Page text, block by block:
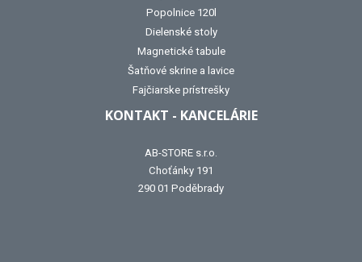
Popolnice 120l
Dielenské stoly
Magnetické tabule
Šatňové skrine a lavice
Fajčiarske prístrešky
KONTAKT - KANCELÁRIE
AB-STORE s.r.o.
Choťánky 191
290 01 Poděbrady